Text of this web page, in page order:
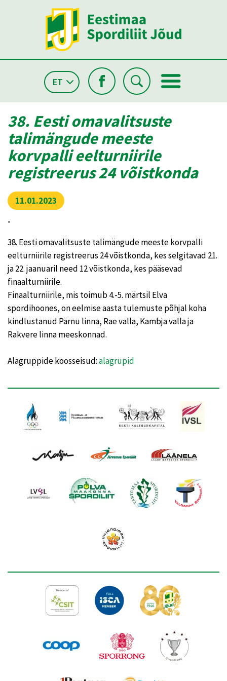
ET
38. Eesti omavalitsuste
talimängude meeste
korvpalli eelturniirile
registreerus 24 võistkonda
11.01.2023
-
38. Eesti omavalitsuste talimängude meeste korvpalli
eelturniirile registreerus 24 võistkonda, kes selgitavad 21.
ja 22. jaanuaril need 12 võistkonda, kes pääsevad
finaalturniirile.
Finaalturniirile, mis toimub 4.-5. märtsil Elva
spordihoones, on eelmise aasta tulemuste põhjal koha
kindlustanud Pärnu linna, Rae valla, Kambja valla ja
Rakvere linna meeskonnad.
Alagruppide koosseisud:alagrupid